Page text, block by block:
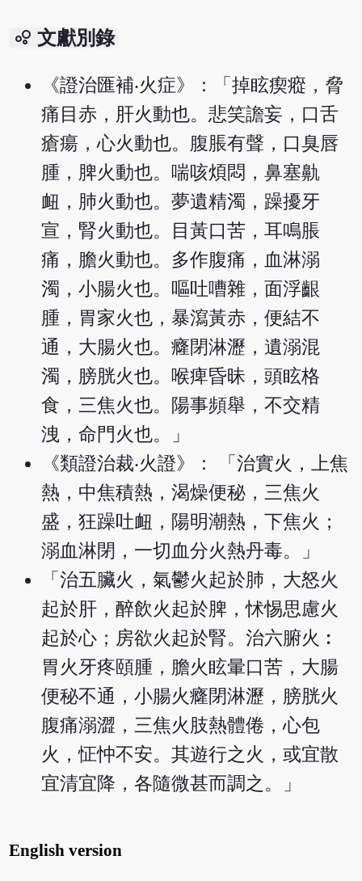
bubble_chart 文獻別錄
《證治匯補‧火症》：「掉眩瘈瘲，脅
痛目赤，肝火動也。悲笑譫妄，口舌
瘡瘍，心火動也。腹脹有聲，口臭唇
腫，脾火動也。喘咳煩悶，鼻塞鼽
衄，肺火動也。夢遺精濁，躁擾牙
宣，腎火動也。目黃口苦，耳鳴脹
痛，膽火動也。多作腹痛，血淋溺
濁，小腸火也。嘔吐嘈雜，面浮齦
腫，胃家火也，暴瀉黃赤，便結不
通，大腸火也。癃閉淋瀝，遺溺混
濁，膀胱火也。喉痺昏昧，頭眩格
食，三焦火也。陽事頻舉，不交精
洩，命門火也。」
《類證治裁‧火證》： 「治實火，上焦
熱，中焦積熱，渴燥便秘，三焦火
盛，狂躁吐衄，陽明潮熱，下焦火；
溺血淋閉，一切血分火熱丹毒。」
「治五臟火，氣鬱火起於肺，大怒火
起於肝，醉飲火起於脾，怵惕思慮火
起於心；房欲火起於腎。治六腑火︰
胃火牙疼頤腫，膽火眩暈口苦，大腸
便秘不通，小腸火癃閉淋瀝，膀胱火
腹痛溺澀，三焦火肢熱體倦，心包
火，怔忡不安。其遊行之火，或宜散
宜清宜降，各隨微甚而調之。」
English version